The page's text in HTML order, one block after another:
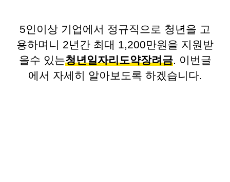
5인이상 기업에서 정규직으로 청년을 고
용하며니 2년간 최대 1,200만원을 지원받
을수 있는청년일자리도약장려금. 이번글
에서 자세히 알아보도록 하겠습니다.